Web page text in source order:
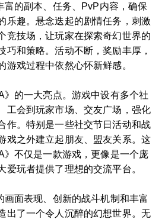
富的副本、任务、PvP内容，确保
乐趣。悬念迭起的剧情任务，刺激
竞技场，让玩家在探索奇幻世界的
巧和策略。活动不断，奖励丰厚，
游戏过程中依然心怀新鲜感。
》的一大亮点。游戏中设有多个社
工会到玩家市场、交友广场，强化
作。特别是一些社交节日活动和战
戏之外建立起朋友、盟友关系。这
》不仅是一款游戏，更像是一个庞
爱玩者提供了理想的交流平台。
画面表现、创新的战斗机制和丰富
出了一个令人沉醉的幻想世界。无